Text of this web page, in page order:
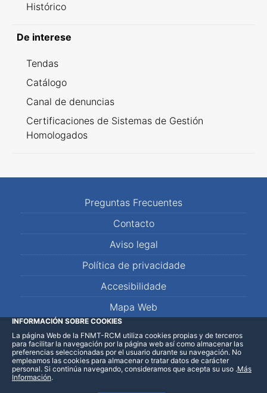
Histórico
De interese
Tendas
Catálogo
Canal de denuncias
Certificaciones de Sistemas de Gestión
Homologados
Preguntas Frecuentes
Contacto
Aviso legal
Política de privacidade
Accesibilidade
Mapa Web
LinkedInFacebookWhatsApp
INFORMACIÓN SOBRE COOKIES
La página Web de la FNMT-RCM utiliza cookies propias y de terceros
para facilitar la navegación por la página web así como almacenar las
preferencias seleccionadas por el usuario durante su navegación. No
empleamos las cookies para almacenar o tratar datos de carácter
personal. Si continúa navegando, consideramos que acepta su uso .Más
Información.